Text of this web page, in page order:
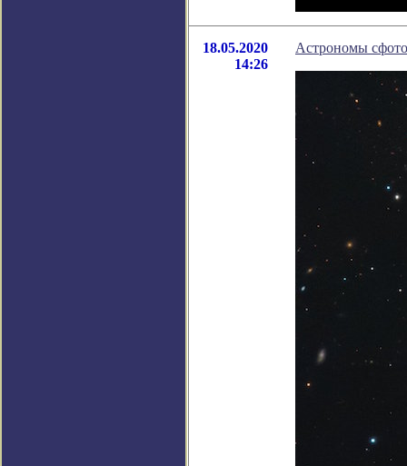
18.05.2020
14:26
Астрономы